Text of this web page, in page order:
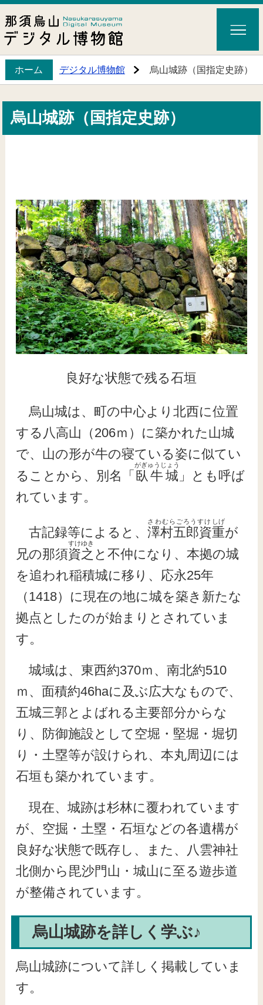
ホーム デジタル博物館 烏山城跡（国指定史跡）
烏山城跡（国指定史跡）
良好な状態で残る石垣
烏山城は、町の中心より北西に位置
する八高山（206ｍ）に築かれた山城
で、山の形が牛の寝ている姿に似てい
ることから、別名「 臥牛城
がぎゅうじょう
」とも呼ば
れています。
古記録等によると、 澤村五郎資
さわむらごろうすけ
重
しげ
が
兄の那須資之
すけゆき
と不仲になり、本拠の城
を追われ稲積城に移り、応永25年
（1418）に現在の地に城を築き新たな
拠点としたのが始まりとされていま
す。
城域は、東西約370ｍ、南北約510
ｍ、面積約46haに及ぶ広大なもので、
五城三郭とよばれる主要部分からな
り、防御施設として空堀・堅堀・堀切
り・土塁等が設けられ、本丸周辺には
石垣も築かれています。
現在、城跡は杉林に覆われています
が、空掘・土塁・石垣などの各遺構が
良好な状態で既存し、また、八雲神社
北側から毘沙門山・城山に至る遊歩道
が整備されています。
烏山城跡を詳しく学ぶ♪
烏山城跡について詳しく掲載していま
す。